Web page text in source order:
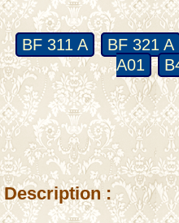
BF 311 A
BF 321 A
A01
Description :